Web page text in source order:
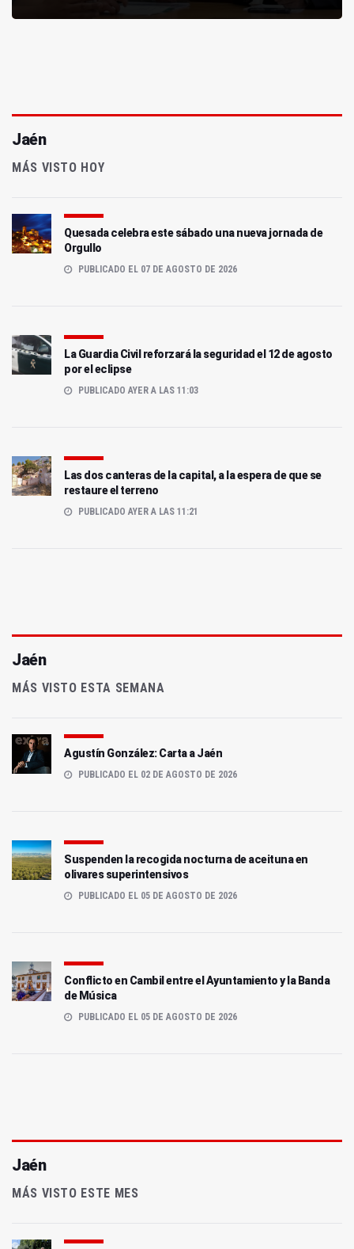
Jaén
MÁS VISTO HOY
Quesada celebra este sábado una nueva jornada de
Orgullo
PUBLICADO EL 07 DE AGOSTO DE 2026
La Guardia Civil reforzará la seguridad el 12 de agosto
por el eclipse
PUBLICADO AYER A LAS 11:03
Las dos canteras de la capital, a la espera de que se
restaure el terreno
PUBLICADO AYER A LAS 11:21
Jaén
MÁS VISTO ESTA SEMANA
Agustín González: Carta a Jaén
PUBLICADO EL 02 DE AGOSTO DE 2026
Suspenden la recogida nocturna de aceituna en
olivares superintensivos
PUBLICADO EL 05 DE AGOSTO DE 2026
Conflicto en Cambil entre el Ayuntamiento y la Banda
de Música
PUBLICADO EL 05 DE AGOSTO DE 2026
Jaén
MÁS VISTO ESTE MES